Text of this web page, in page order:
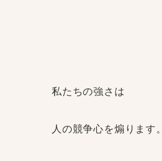
私たちの強さは
人の競争心を煽ります。